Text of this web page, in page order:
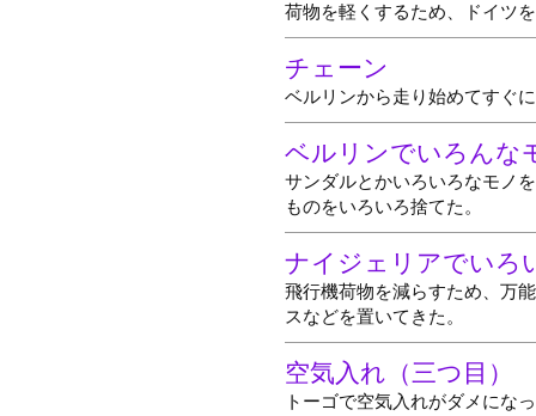
荷物を軽くするため、ドイツ
チェーン
ベルリンから走り始めてすぐ
ベルリンでいろんな
サンダルとかいろいろなモノ
ものをいろいろ捨てた。
ナイジェリアでいろ
飛行機荷物を減らすため、万
スなどを置いてきた。
空気入れ（三つ目）
トーゴで空気入れがダメにな